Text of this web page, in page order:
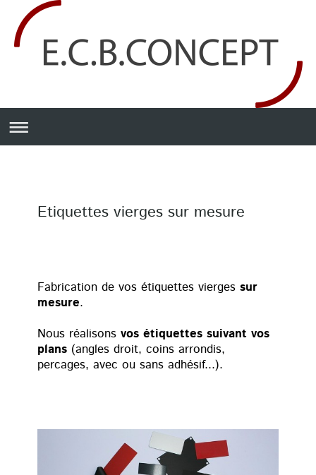
Etiquettes vierges sur mesure
Fabrication de vos étiquettes vierges sur
mesure.
Nous réalisons vos étiquettes suivant vos
plans (angles droit, coins arrondis,
percages, avec ou sans adhésif...).